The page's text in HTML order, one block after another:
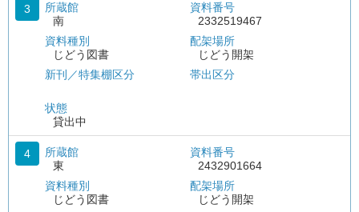
3
所蔵館
南
資料種別
じどう図書
新刊／特集棚区分
状態
貸出中
資料番号
2332519467
配架場所
じどう開架
帯出区分
4
所蔵館
東
資料種別
じどう図書
資料番号
2432901664
配架場所
じどう開架